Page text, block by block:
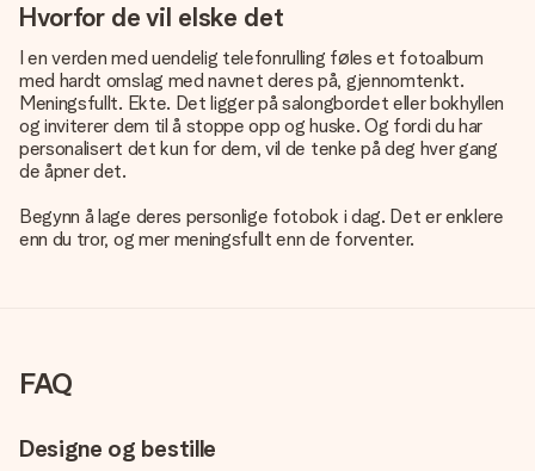
Hvorfor de vil elske det
I en verden med uendelig telefonrulling føles et fotoalbum
med hardt omslag med navnet deres på, gjennomtenkt.
Meningsfullt. Ekte. Det ligger på salongbordet eller bokhyllen
og inviterer dem til å stoppe opp og huske. Og fordi du har
personalisert det kun for dem, vil de tenke på deg hver gang
de åpner det.
Begynn å lage deres personlige fotobok i dag. Det er enklere
enn du tror, og mer meningsfullt enn de forventer.
FAQ
Designe og bestille